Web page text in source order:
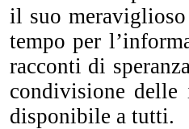
il suo
tempo per
racconti di
condivisione
disponibile a tutti.